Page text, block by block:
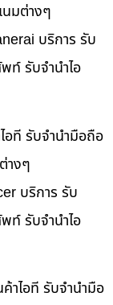
มต่างๆ
บริการ รับ
ท์ รับจำนำไอ
อที รับจำนำมือถือ
างๆ
บริการ รับ
ท์ รับจำนำไอ
าไอที รับจำนำมือ